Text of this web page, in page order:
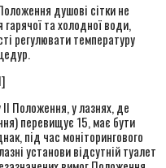
душові сітки не
та холодної води,
регулювати температуру
II Положення, у лазнях, де
перевищує 15, має бути
під час моніторингового
установи відсутній туалет